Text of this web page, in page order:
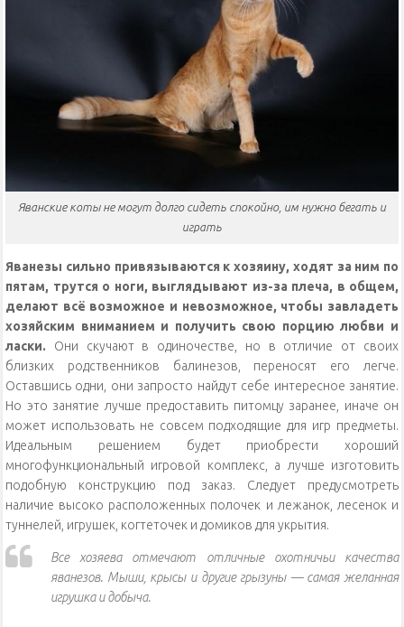
Яванские коты не могут долго сидеть спокойно, им нужно бегать и
играть
Яванезы сильно привязываются к хозяину, ходят за ним по
пятам, трутся о ноги, выглядывают из-за плеча, в общем,
делают всё возможное и невозможное, чтобы завладеть
хозяйским вниманием и получить свою порцию любви и
ласки. Они скучают в одиночестве, но в отличие от своих
близких родственников балинезов, переносят его легче.
Оставшись одни, они запросто найдут себе интересное занятие.
Но это занятие лучше предоставить питомцу заранее, иначе он
может использовать не совсем подходящие для игр предметы.
Идеальным решением будет приобрести хороший
многофункциональный игровой комплекс, а лучше изготовить
подобную конструкцию под заказ. Следует предусмотреть
наличие высоко расположенных полочек и лежанок, лесенок и
туннелей, игрушек, когтеточек и домиков для укрытия.
Все хозяева отмечают отличные охотничьи качества
яванезов. Мыши, крысы и другие грызуны — самая желанная
игрушка и добыча.